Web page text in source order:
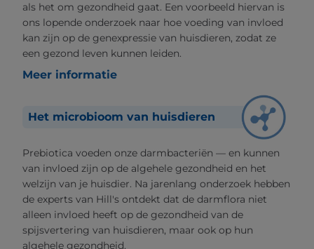
als het om gezondheid gaat. Een voorbeeld hiervan is
ons lopende onderzoek naar hoe voeding van invloed
kan zijn op de genexpressie van huisdieren, zodat ze
een gezond leven kunnen leiden.
Meer informatie
Het microbioom van huisdieren
Prebiotica voeden onze darmbacteriën — en kunnen
van invloed zijn op de algehele gezondheid en het
welzijn van je huisdier. Na jarenlang onderzoek hebben
de experts van Hill's ontdekt dat de darmflora niet
alleen invloed heeft op de gezondheid van de
spijsvertering van huisdieren, maar ook op hun
algehele gezondheid.